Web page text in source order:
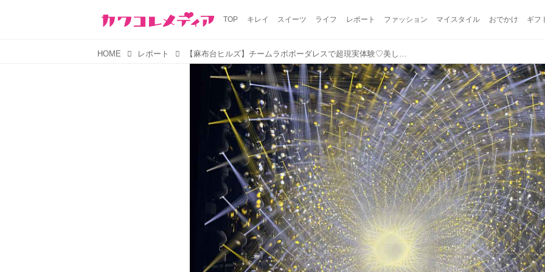
TOP キレイ スイーツ ライフ レポート ファッション マイスタイル おでかけ ギフ
HOME レポート 【麻布台ヒルズ】チームラボボーダレスで超現実体験♡美しすぎる光の彫刻「宇宙の非対称性について」が本日より開幕